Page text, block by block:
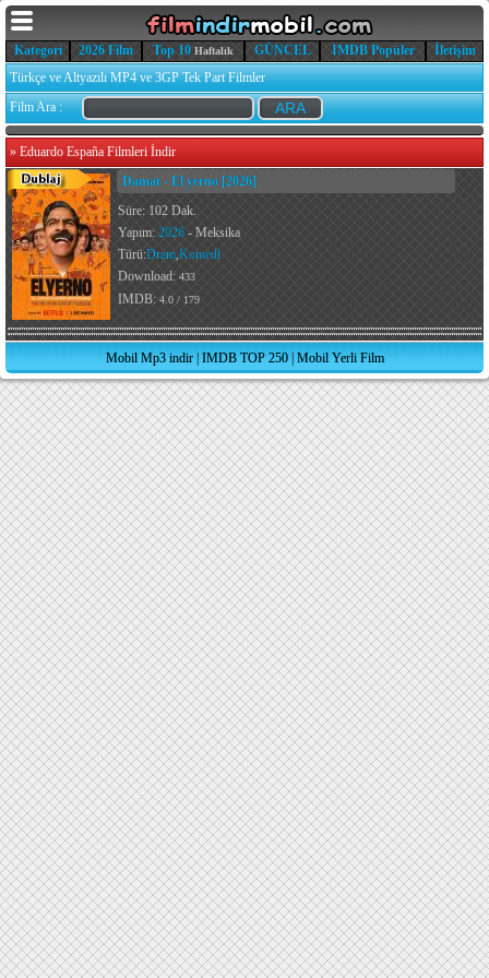
Kategori 2026 Film Top 10 Haftalık GÜNCEL IMDB Popüler
İletişim
Türkçe ve Altyazılı MP4 ve 3GP Tek Part Filmler
Film Ara :
» Eduardo España Filmleri İndir
Damat - El yerno [2026]
Süre: 102 Dak.
Yapım: 2026 - Meksika
Türü:Dram,Komedi
Download: 433
IMDB: 4.0 / 179
Mobil Mp3 indir| IMDB TOP 250| Mobil Yerli Film